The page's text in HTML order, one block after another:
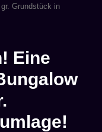
Grundstück in
Eine